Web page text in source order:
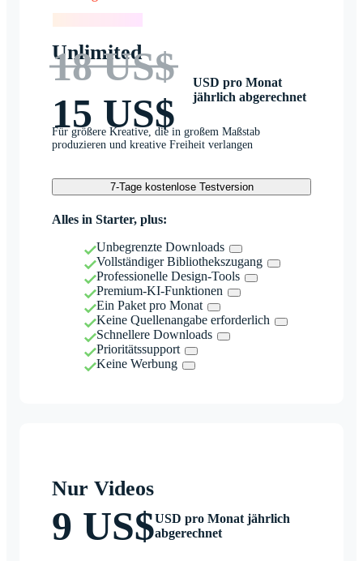
Unlimited
18 US$
15 US$
USD pro Monat
jährlich abgerechnet
Für größere Kreative, die in großem Maßstab
produzieren und kreative Freiheit verlangen
7-Tage kostenlose Testversion
Alles in Starter, plus:
Unbegrenzte Downloads
Vollständiger Bibliothekszugang
Professionelle Design-Tools
Premium-KI-Funktionen
Ein Paket pro Monat
Keine Quellenangabe erforderlich
Schnellere Downloads
Prioritätssupport
Keine Werbung
Nur Videos
9 US$USD pro Monat jährlich
abgerechnet